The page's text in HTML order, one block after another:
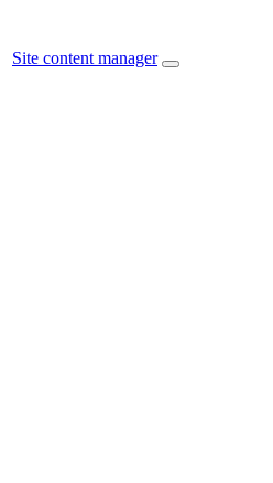
Site content manager